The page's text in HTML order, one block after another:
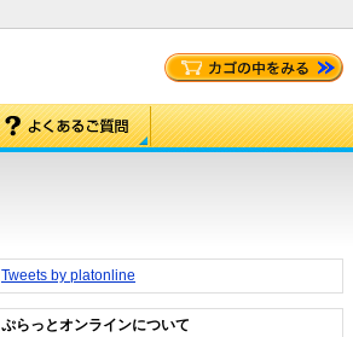
Tweets by platonline
ぷらっとオンラインについて